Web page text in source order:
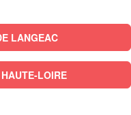
LANGEAC
RETOUR AUX AMAP DE HAUTE-LOIRE